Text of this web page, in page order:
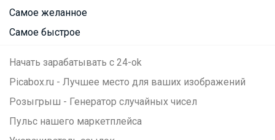
Самое желанное
Самое быстрое
Начать зарабатывать с 24-ok
Picabox.ru - Лучшее место для ваших изображений
Розыгрыш - Генератор случайных чисел
Пульс нашего маркетплейса